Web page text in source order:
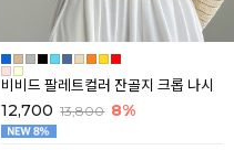
비비드 팔레트컬러 잔골지 크롭 나시
12,700 13,800 8%